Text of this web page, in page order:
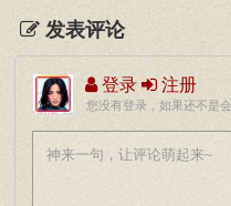
发表评论
登录 注册
您没有登录，如果还不是